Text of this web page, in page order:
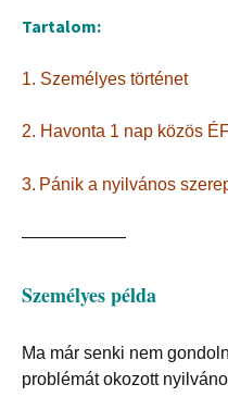
Tartalom:
1. Személyes történet
2. Havonta 1 nap közös
3. Pánik a nyilvános
——————
Személyes példa
Ma már senki nem
problémát okozott